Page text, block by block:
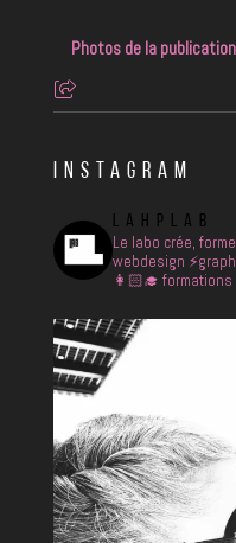
Photos de la
INSTAGRAM
LAHPLAB
Le labo crée,
webdesign
👩🏻‍🎓 formations